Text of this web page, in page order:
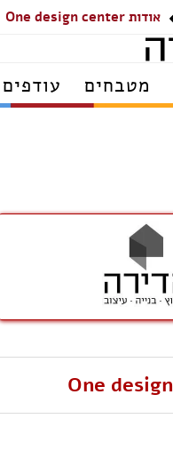
אודות One design center
מטבחים עודפים